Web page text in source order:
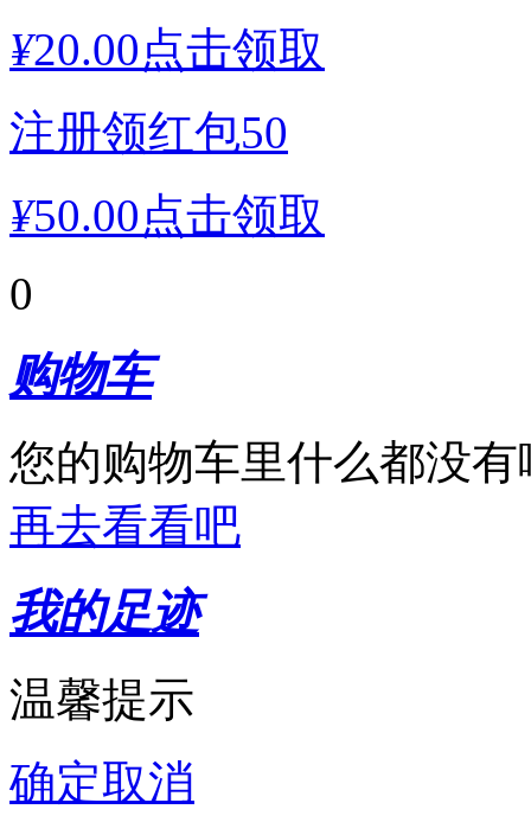
¥20.00点击领取
注册领红包50
¥50.00点击领取
0
购物车
您的购物车里什么都没有
再去看看吧
我的足迹
温馨提示
确定取消